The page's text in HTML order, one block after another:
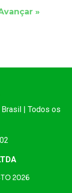
»
Brasil | Todos os
2026